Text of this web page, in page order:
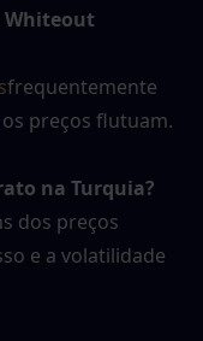
Whiteout
frequentemente
preços flutuam.
na Turquia?
dos preços
e a volatilidade